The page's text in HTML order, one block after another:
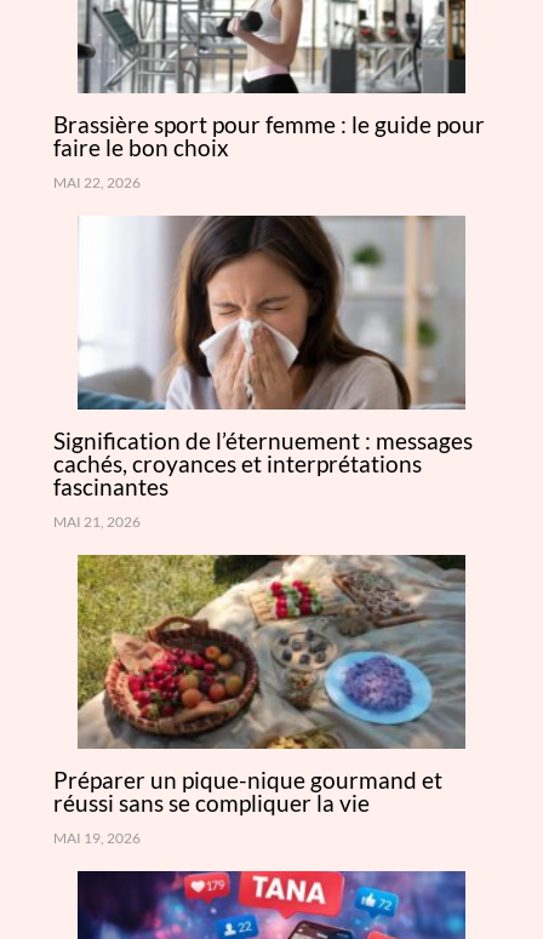
Brassière sport pour femme : le guide pour
faire le bon choix
MAI 22, 2026
Signification de l’éternuement : messages
cachés, croyances et interprétations
fascinantes
MAI 21, 2026
Préparer un pique-nique gourmand et
réussi sans se compliquer la vie
MAI 19, 2026